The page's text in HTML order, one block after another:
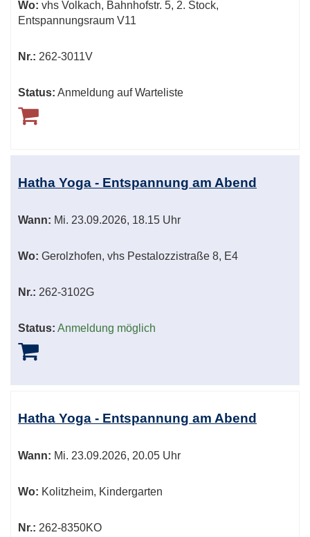
Wo: vhs Volkach, Bahnhofstr. 5, 2. Stock,
Entspannungsraum V11
Nr.: 262-3011V
Status: Anmeldung auf Warteliste
Hatha Yoga - Entspannung am Abend
Wann: Mi. 23.09.2026, 18.15 Uhr
Wo: Gerolzhofen, vhs Pestalozzistraße 8, E4
Nr.: 262-3102G
Status: Anmeldung möglich
Hatha Yoga - Entspannung am Abend
Wann: Mi. 23.09.2026, 20.05 Uhr
Wo: Kolitzheim, Kindergarten
Nr.: 262-8350KO